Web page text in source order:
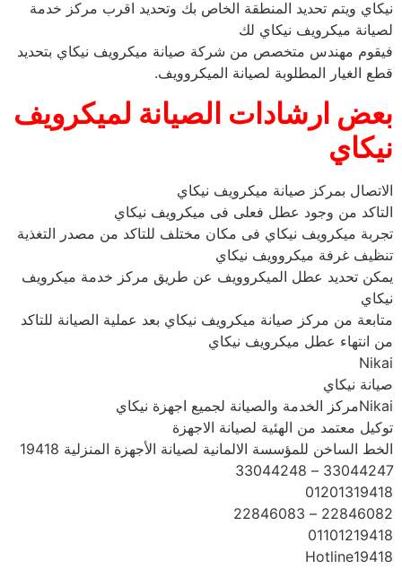
نيكاي ويتم تحديد المنطقة الخاص بك وتحديد اقرب مركز خدمة
لصيانة ميكرويف نيكاي لك
فيقوم مهندس متخصص من شركة صيانة ميكرويف نيكاي بتحديد
قطع الغيار المطلوبة لصيانة الميكروويف.
بعض ارشادات الصيانة لميكرويف
نيكاي
الاتصال بمركز صيانة ميكرويف نيكاي
التاكد من وجود عطل فعلى فى ميكرويف نيكاي
تجربة ميكرويف نيكاي فى مكان مختلف للتاكد من مصدر التغذية
تنظيف غرفة ميكروويف نيكاي
يمكن تحديد عطل الميكروويف عن طريق مركز خدمة ميكرويف
نيكاي
متابعة من مركز صيانة ميكرويف نيكاي بعد عملية الصيانة للتاكد
من انتهاء عطل ميكرويف نيكاي
Nikai
صيانة نيكاي
Nikaiمركز الخدمة والصيانة لجميع اجهزة نيكاي
توكيل معتمد من الهئية لصيانة الاجهزة
الخط الساخن للمؤسسة الالمانية لصيانة الأجهزة المنزلية 19418
33044247 – 33044248
01201319418
22846082 – 22846083
01101219418
Hotline19418